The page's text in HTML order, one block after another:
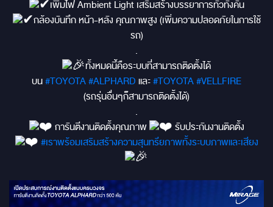
เพิ่มไฟ Ambient Light เสริมสร้างบรรยาการทั่วทั้งคัน
กล้องบันทึก หน้า-หลัง คุณภาพสูง (เพิ่มความปลอดภัยในการใช้
รถ)
.
ทั้งหมดนี้คือระบบที่สามารถติดตั้งได้
บน#TOYOTA#ALPHARD และ#TOYOTA#VELLFIRE
(รถรุ่นอื่นๆก็สามารถติดตั้งได้)
.
การันตีงานติดตั้งคุณภาพ
รับประกันงานติดตั้ง
#เราพร้อมเสริมสร้างความสุนทรียภาพทั้งระบบภาพและเสียง